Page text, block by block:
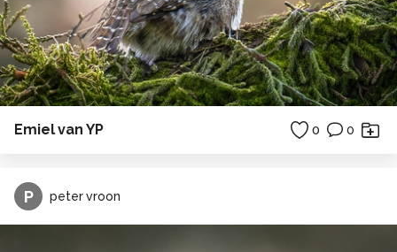
Emiel van YP 0 0
P peter vroon